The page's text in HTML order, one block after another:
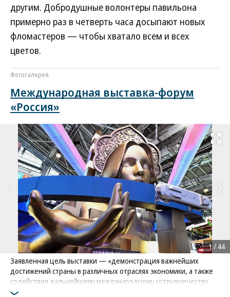
другим. Добродушные волонтеры павильона
примерно раз в четверть часа досыпают новых
фломастеров — чтобы хватало всем и всех
цветов.
Фотогалерея
Международная выставка-форум
«Россия»
Развернуть
Заявленная цель выставки — «демонстрация важнейших
достижений страны в различных отраслях экономики, а также
содействия дальнейшему международному сотрудничеству
Российской Федерации»
1/ 44